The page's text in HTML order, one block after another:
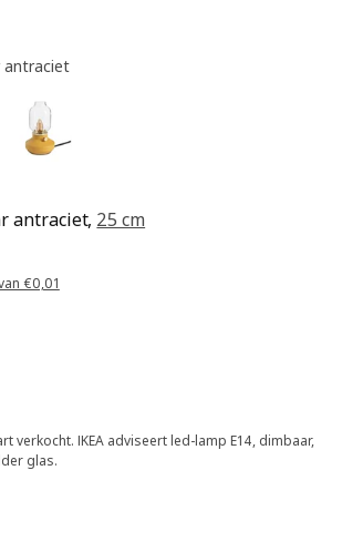
antraciet, 25 cm
€0,01
4.6 van 5 sterren. Totaal
verkocht. IKEA adviseert led-lamp E14, dimbaar,
glas.
antraciet